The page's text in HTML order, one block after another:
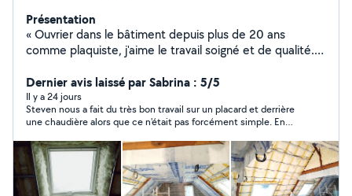
Présentation
« Ouvrier dans le bâtiment depuis plus de 20 ans
comme plaquiste, j'aime le travail soigné et de qualité.
projets. Je serais content de pouvoir satisfaire vos
attentes ! »
Dernier avis laissé par Sabrina : 5/5
Il y a 24 jours
Steven nous a fait du très bon travail sur un placard et derrière
une chaudière alors que ce n'était pas forcément simple. En
soigné. Allez-y les yeux fermés.